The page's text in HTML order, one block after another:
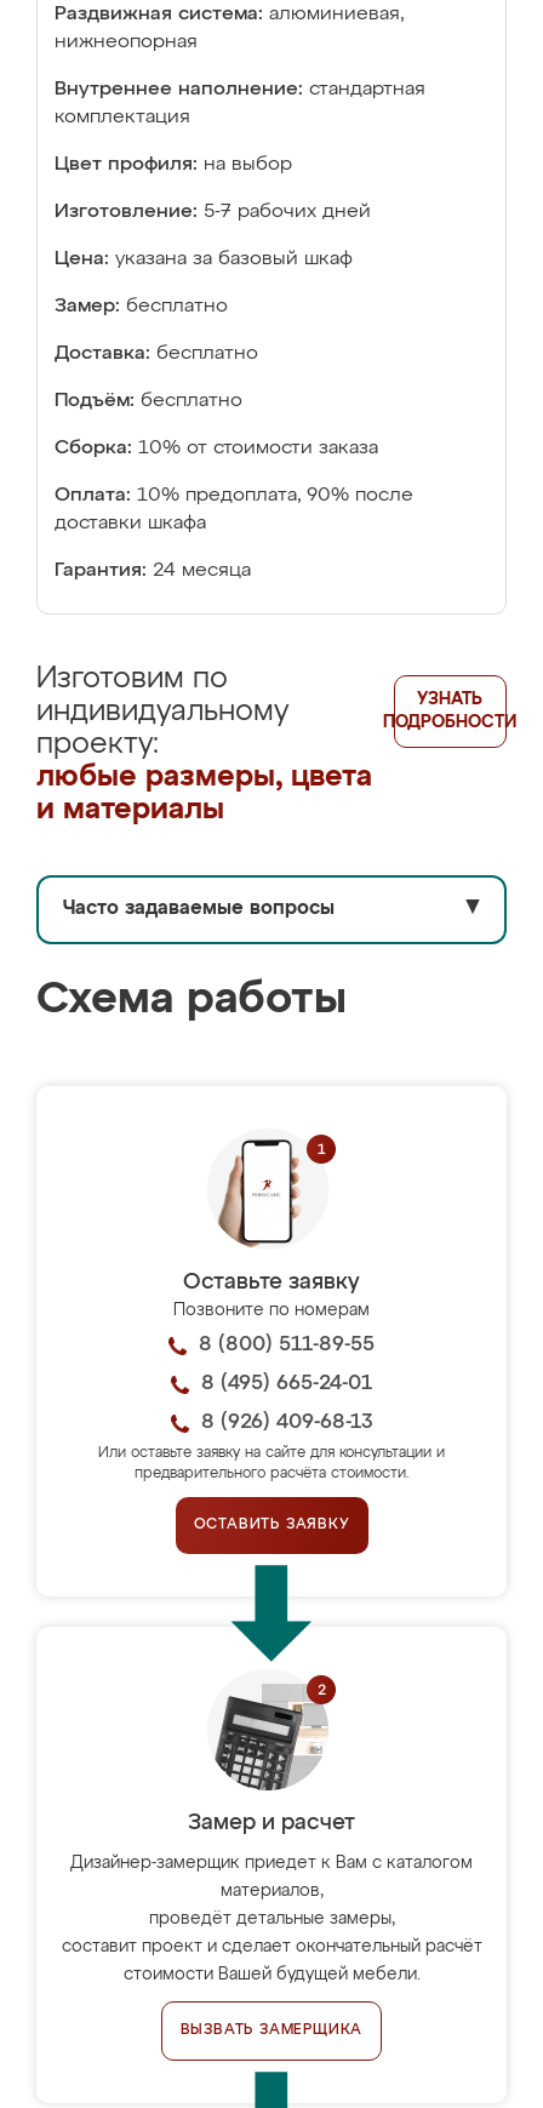
Раздвижная система: алюминиевая,
нижнеопорная
Внутреннее наполнение: стандартная
комплектация
Цвет профиля: на выбор
Изготовление: 5-7 рабочих дней
Цена: указана за базовый шкаф
Замер: бесплатно
Доставка: бесплатно
Подъём: бесплатно
Сборка: 10% от стоимости заказа
Оплата: 10% предоплата, 90% после
доставки шкафа
Гарантия: 24 месяца
Изготовим по
индивидуальному
проекту:
любые размеры, цвета
и материалы
УЗНАТЬ
ПОДРОБНОСТИ
Часто задаваемые вопросы ▼
Схема работы
Оставьте заявку
Позвоните по номерам
8 (800) 511-89-55
8 (495) 665-24-01
8 (926) 409-68-13
Или оставьте заявку на сайте для консультации и
предварительного расчёта стоимости.
ОСТАВИТЬ ЗАЯВКУ
Замер и расчет
Дизайнер-замерщик приедет к Вам с каталогом
материалов,
проведёт детальные замеры,
составит проект и сделает окончательный расчёт
стоимости Вашей будущей мебели.
ВЫЗВАТЬ ЗАМЕРЩИКА